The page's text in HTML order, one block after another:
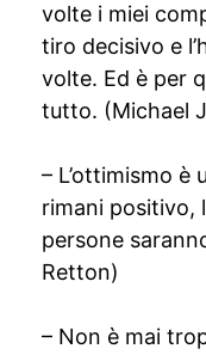
volte i miei
tiro decisivo e
volte. Ed è per
tutto. (Michael
– L’ottimismo è
rimani positivo,
persone
Retton)
– Non è mai